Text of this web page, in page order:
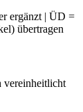
ergänzt | ÜD =
übertragen
vereinheitlicht